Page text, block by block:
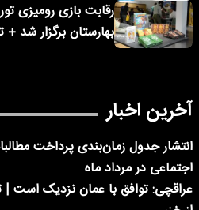
رقابت بازی رومیزی
بهارستان برگزار شد +
آخرین اخبار
انتشار جدول زمان‌بندی پرداخت
اجتماعی در مرداد ماه